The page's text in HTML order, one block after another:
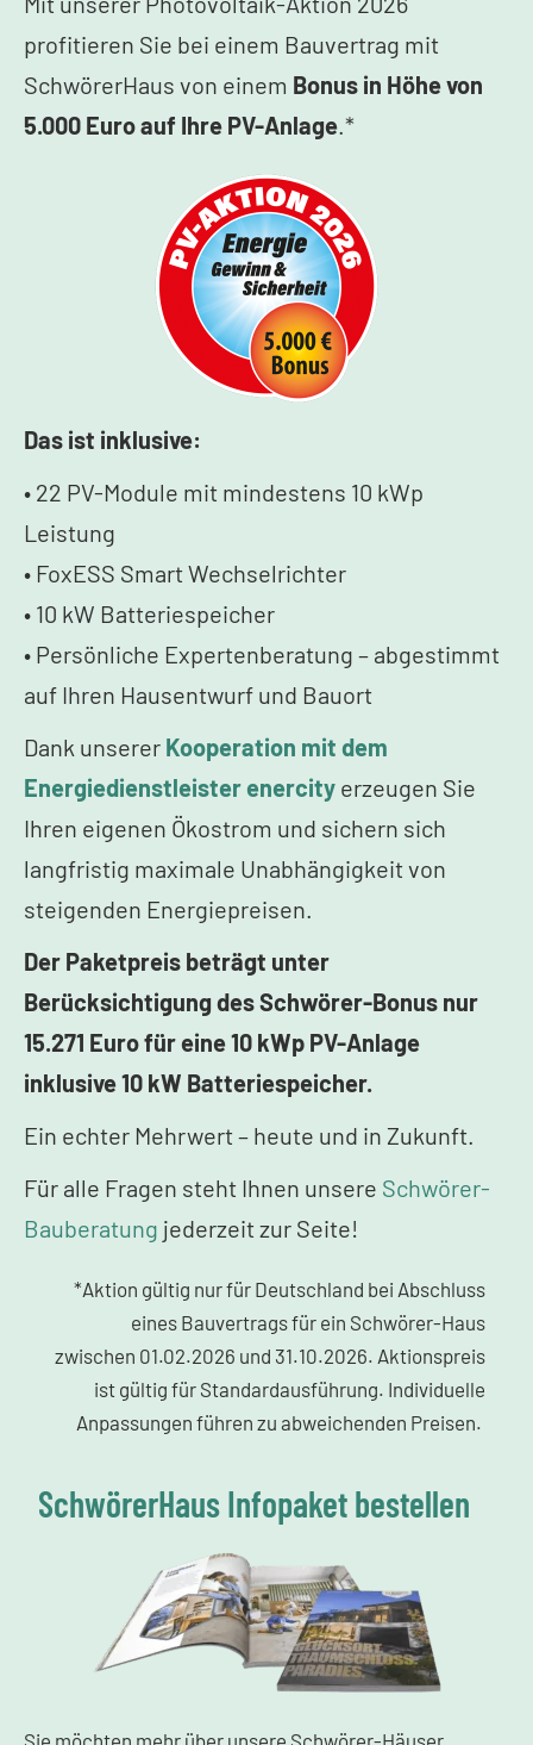
profitieren Sie bei einem Bauvertrag mit
SchwörerHaus von einem Bonus in Höhe von
5.000 Euro auf Ihre PV-Anlage.*
Das ist inklusive:
• 22 PV-Module mit mindestens 10 kWp
Leistung
• FoxESS Smart Wechselrichter
• 10 kW Batteriespeicher
• Persönliche Expertenberatung – abgestimmt
auf Ihren Hausentwurf und Bauort
Dank unserer Kooperation mit dem
Energiedienstleister enercity erzeugen Sie
Ihren eigenen Ökostrom und sichern sich
langfristig maximale Unabhängigkeit von
steigenden Energiepreisen.
Der Paketpreis beträgt unter
Berücksichtigung des Schwörer-Bonus nur
15.271 Euro für eine 10 kWp PV-Anlage
inklusive 10 kW Batteriespeicher.
Ein echter Mehrwert – heute und in Zukunft.
Für alle Fragen steht Ihnen unsere Schwörer-
Bauberatung jederzeit zur Seite!
*Aktion gültig nur für Deutschland bei Abschluss
eines Bauvertrags für ein Schwörer-Haus
zwischen 01.02.2026 und 31.10.2026. Aktionspreis
ist gültig für Standardausführung. Individuelle
Anpassungen führen zu abweichenden Preisen.
SchwörerHaus Infopaket bestellen
Sie möchten mehr über unsere Schwörer-Häuser